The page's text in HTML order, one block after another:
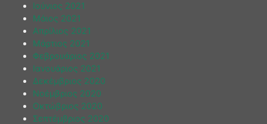
Ιούνιος 2021
Μάιος 2021
Απρίλιος 2021
Μάρτιος 2021
Φεβρουάριος 2021
Ιανουάριος 2021
Δεκέμβριος 2020
Νοέμβριος 2020
Οκτώβριος 2020
Σεπτέμβριος 2020